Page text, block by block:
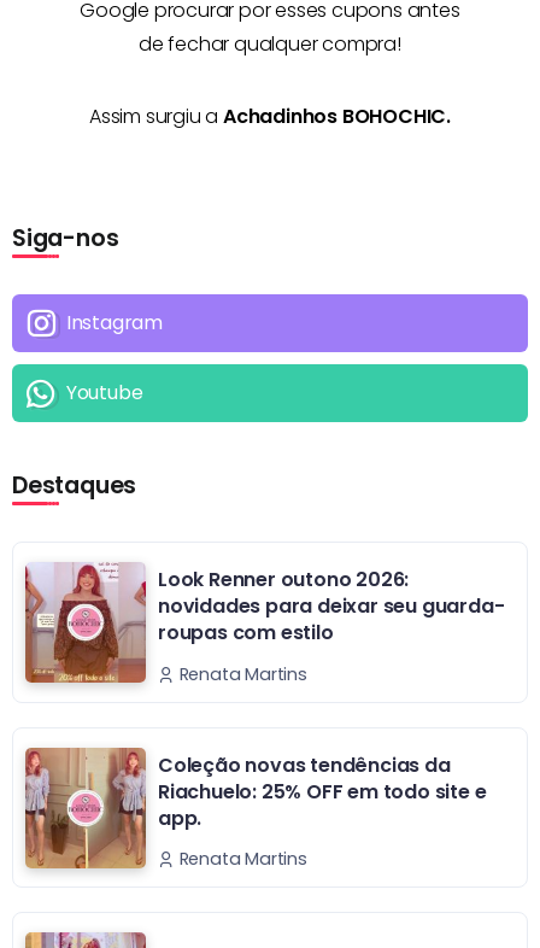
Google procurar por esses cupons antes
de fechar qualquer compra!
Assim surgiu a Achadinhos BOHOCHIC.
Siga-nos
Instagram
Youtube
Destaques
Look Renner outono 2026:
novidades para deixar seu guarda-
roupas com estilo
Renata Martins
Coleção novas tendências da
Riachuelo: 25% OFF em todo site e
app.
Renata Martins